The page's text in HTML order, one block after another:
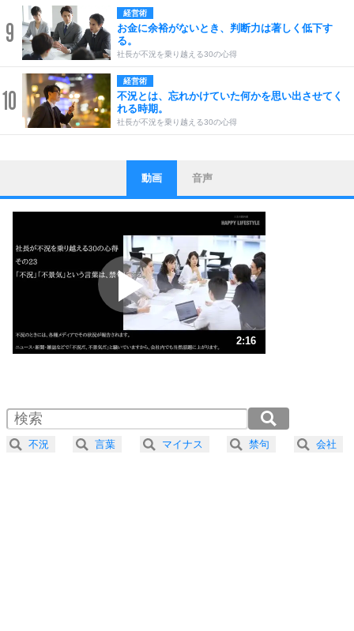
9
経営術
お金に余裕がないとき、判断力は著しく低下す
る。
社長が不況を乗り越える30の心得
10
経営術
不況とは、忘れかけていた何かを思い出させてく
れる時期。
社長が不況を乗り越える30の心得
1
ストレス対策
他人と比べない。
いっそのこと、他人を見ない。
いらいらしない人になる30の方法
プラス思考
ポジティブになれない原因は、行動しないから。
ポジティブ思考になる30の方法
人生、なんとかなるもの。
気楽に生きる30の方法
4 器の大きい人は、怒りを優しさで表現する。
プラス思考
動画 音声
2:16
2.0倍速 （267KB 1分8秒）
2.5倍速 （213KB 54秒）
3.0倍速 （178KB 45秒）
不況 言葉 マイナス 禁句 会社